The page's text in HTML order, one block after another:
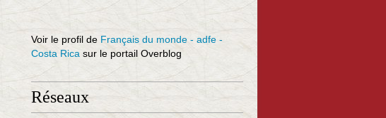
Voir le profil de Français du monde - adfe -
Costa Rica sur le portail Overblog
Réseaux